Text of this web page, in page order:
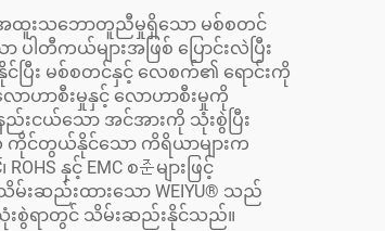
န် အထူးသဘောတူညီမှုရှိသော မစ်စတင်
တီကယ်များအဖြစ် ပြောင်းလဲပြီး
င်ပြီး မစ်စတင်နှင့် လေစက်၏ ရောင်းကို
ောဟာစီးမှုနှင့် လောဟာစီးမှုကို
ည်းငယ်သော အင်အားကို သုံးစွဲပြီး
ကိုင်တွယ်နိုင်သော ကိရိယာများက
နှင့် EMC စ준များဖြင့်
းဆည်းထားသော WEIYU® သည်
သုံးစွဲရာတွင် သိမ်းဆည်းနိုင်သည်။